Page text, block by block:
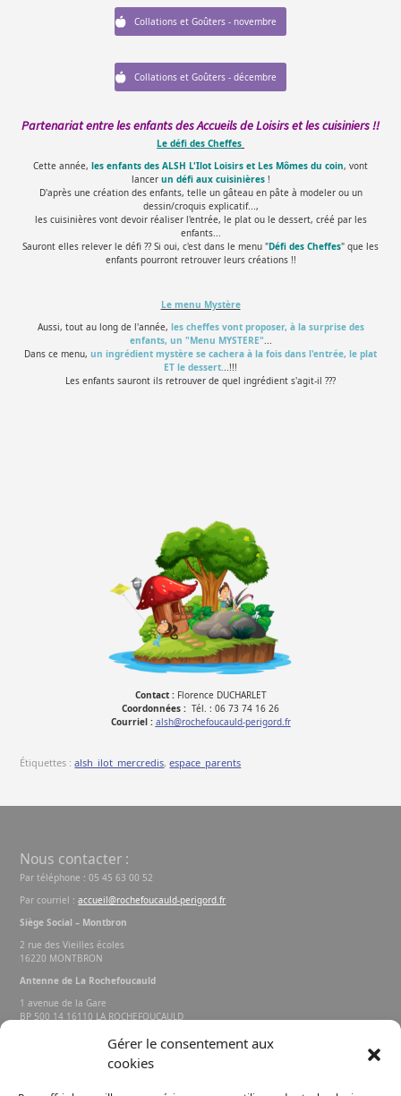
Gérer le consentement aux
cookies
Collations et Goûters - novembre
Collations et Goûters - décembre
Partenariat entre les enfants des Accueils de Loisirs et les cuisiniers !!
Le défi des Cheffes
Cette année, les enfants des ALSH L'Ilot Loisirs et Les Mômes du coin, vont
lancer un défi aux cuisinières!
D'après une création des enfants, telle un gâteau en pâte à modeler ou un
dessin/croquis explicatif...,
les cuisinières vont devoir réaliser l'entrée, le plat ou le dessert, créé par les
enfants...
Sauront elles relever le défi ?? Si oui, c'est dans le menu "Défi des Cheffes" que les
enfants pourront retrouver leurs créations !!
Le menu Mystère
Aussi, tout au long de l'année, les cheffes vont proposer, à la surprise des
enfants, un "Menu MYSTERE"...
Dans ce menu, un ingrédient mystère se cachera à la fois dans l'entrée, le plat
ET le dessert...!!!
Les enfants sauront ils retrouver de quel ingrédient s'agit-il ???
Contact :Florence DUCHARLET
Coordonnées : Tél. : 06 73 74 16 26
Courriel : alsh@rochefoucauld-perigord.fr
Étiquettes :alsh_ilot_mercredis,espace_parents
Nous contacter :
Par téléphone : 05 45 63 00 52
Par courriel :accueil@rochefoucauld-perigord.fr
Siège Social – Montbron
2 rue des Vieilles écoles
16220 MONTBRON
Antenne de La Rochefoucauld
1 avenue de la Gare
BP 500 14 16110 LA ROCHEFOUCAULD